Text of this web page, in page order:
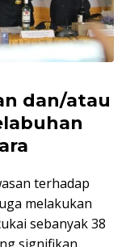
dan/atau
terhadap
melakukan
sebanyak 38